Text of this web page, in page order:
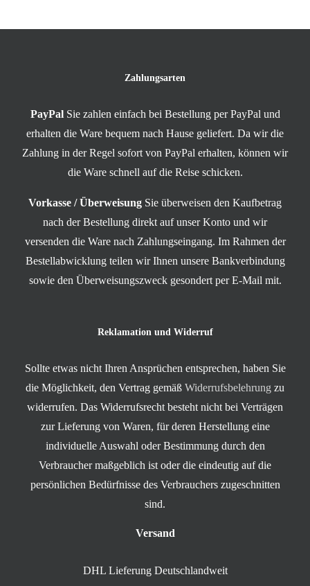
Zahlungsarten
PayPal Sie zahlen einfach bei Bestellung per PayPal und
erhalten die Ware bequem nach Hause geliefert. Da wir die
Zahlung in der Regel sofort von PayPal erhalten, können wir
die Ware schnell auf die Reise schicken.
Vorkasse / Überweisung Sie überweisen den Kaufbetrag
nach der Bestellung direkt auf unser Konto und wir
versenden die Ware nach Zahlungseingang. Im Rahmen der
Bestellabwicklung teilen wir Ihnen unsere Bankverbindung
sowie den Überweisungszweck gesondert per E-Mail mit.
Reklamation und Widerruf
Sollte etwas nicht Ihren Ansprüchen entsprechen, haben Sie
die Möglichkeit, den Vertrag gemäß Widerrufsbelehrung zu
widerrufen. Das Widerrufsrecht besteht nicht bei Verträgen
zur Lieferung von Waren, für deren Herstellung eine
individuelle Auswahl oder Bestimmung durch den
Verbraucher maßgeblich ist oder die eindeutig auf die
persönlichen Bedürfnisse des Verbrauchers zugeschnitten
sind.
Versand
DHL Lieferung Deutschlandweit